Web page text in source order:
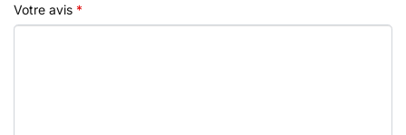
Votre avis *